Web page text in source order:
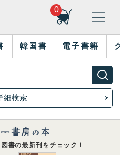
0
韓国書 電子書籍
細検索
書の最新刊をチェック！